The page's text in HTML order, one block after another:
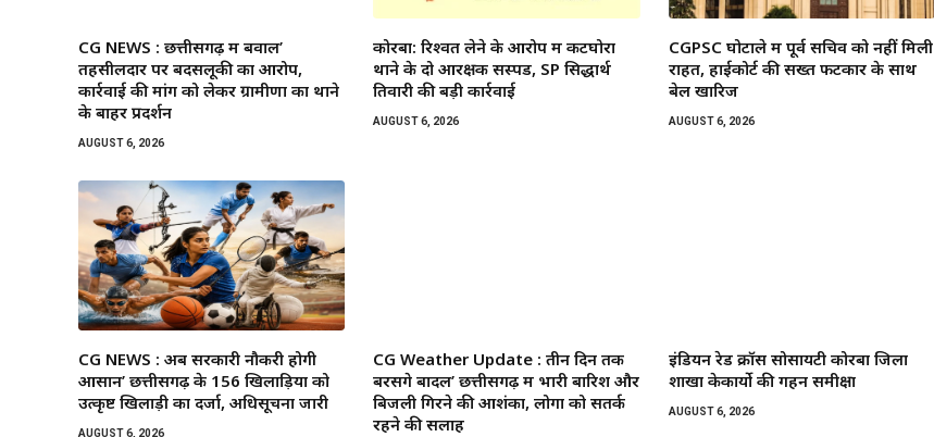
CG NEWS : छत्तीसगढ़ में बवाल’
तहसीलदार पर बदसलूकी का आरोप,
कार्रवाई की मांग को लेकर ग्रामीणों का थाने
के बाहर प्रदर्शन
AUGUST 6, 2026
कोरबा: रिश्वत लेने के आरोप में कटघोरा
थाने के दो आरक्षक सस्पेंड, SP सिद्धार्थ
तिवारी की बड़ी कार्रवाई
AUGUST 6, 2026
CGPSC घोटाले में पूर्व सचिव को नहीं मिली
राहत, हाईकोर्ट की सख्त फटकार के साथ
बेल खारिज
AUGUST 6, 2026
CG NEWS : अब सरकारी नौकरी होगी
आसान’ छत्तीसगढ़ के 156 खिलाड़ियों को
उत्कृष्ट खिलाड़ी का दर्जा, अधिसूचना जारी
AUGUST 6, 2026
CG Weather Update : तीन दिन तक
बरसेंगे बादल’ छत्तीसगढ़ में भारी बारिश और
बिजली गिरने की आशंका, लोगों को सतर्क
रहने की सलाह
इंडियन रेड क्रॉस सोसायटी कोरबा जिला
शाखा केकार्यो की गहन समीक्षा
AUGUST 6, 2026